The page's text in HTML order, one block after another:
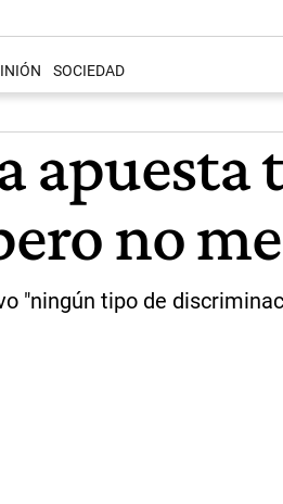
SOCIEDAD
apuesta
no
"ningún tipo de